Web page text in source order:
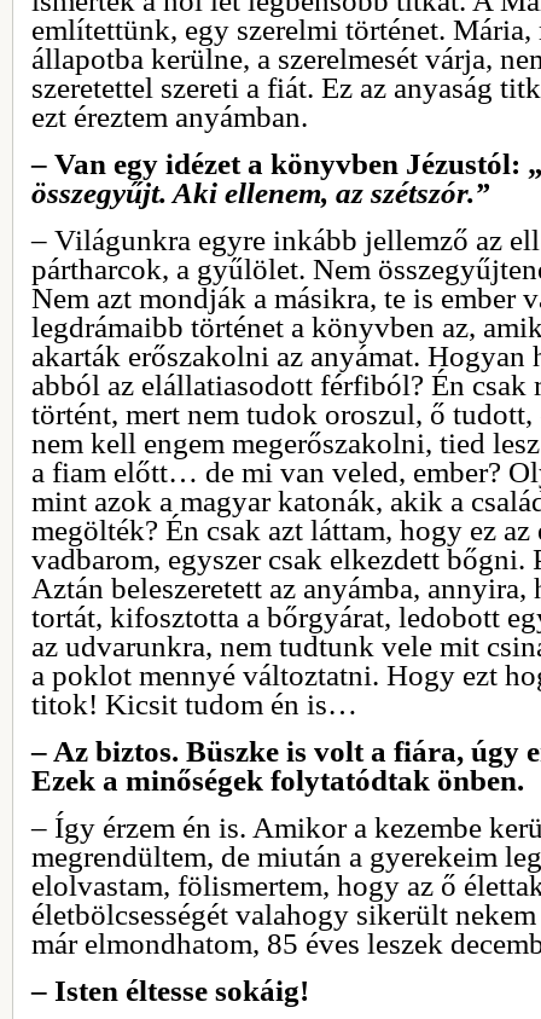
említettünk, egy szerelmi történet.
állapotba kerülne, a szerelmesét várja,
szeretettel szereti a fiát. Ez az anyaság
ezt éreztem anyámban.
– Van egy idézet a könyvben Jézustól:
összegyűjt. Aki ellenem, az szétszór.”
– Világunkra egyre inkább jellemző az
pártharcok, a gyűlölet. Nem
Nem azt mondják a másikra, te is
legdrámaibb történet a könyvben az,
akarták erőszakolni az anyámat. Hogyan
abból az elállatiasodott férfiból? Én csak
történt, mert nem tudok oroszul, ő
nem kell engem megerőszakolni, tied
a fiam előtt… de mi van veled, ember?
mint azok a magyar katonák, akik a
megölték? Én csak azt láttam, hogy ez az
vadbarom, egyszer csak elkezdett
Aztán beleszeretett az anyámba,
tortát, kifosztotta a bőrgyárat, ledobott
az udvarunkra, nem tudtunk vele mit
a poklot mennyé változtatni. Hogy ezt
titok! Kicsit tudom én is…
– Az biztos. Büszke is volt a fiára, úgy
Ezek a minőségek folytatódtak önben.
– Így érzem én is. Amikor a kezembe
megrendültem, de miután a gyerekeim
elolvastam, fölismertem, hogy az ő
életbölcsességét valahogy sikerült
már elmondhatom, 85 éves leszek
– Isten éltesse sokáig!